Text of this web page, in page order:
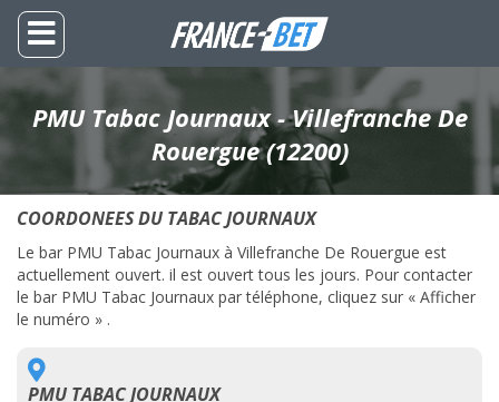
PMU Tabac Journaux - Villefranche De
Rouergue (12200)
COORDONEES DU TABAC JOURNAUX
Le bar PMU Tabac Journaux à Villefranche De Rouergue est
actuellement ouvert. il est ouvert tous les jours. Pour contacter
le bar PMU Tabac Journaux par téléphone, cliquez sur « Afficher
le numéro » .
PMU TABAC JOURNAUX